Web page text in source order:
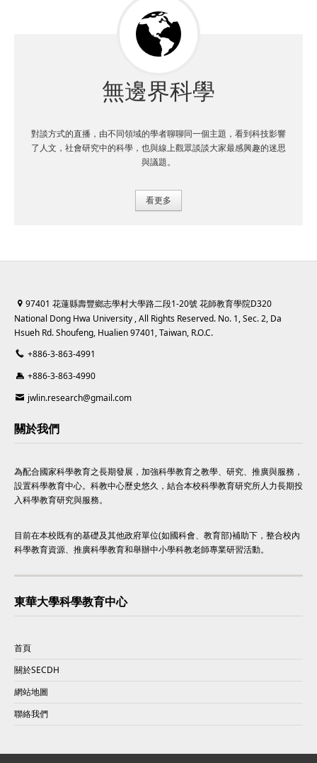
無邊界科學
對談方式的直播，由不同領域的學者聊聊同一個主題，看到科技影響
了人文，社會研究中的科學，也與線上觀眾談談大家最感興趣的迷思
與議題。
看更多
97401 花蓮縣壽豐鄉志學村大學路二段1-20號 花師教育學院D320
National Dong Hwa University , All Rights Reserved. No. 1, Sec. 2, Da
Hsueh Rd. Shoufeng, Hualien 97401, Taiwan, R.O.C.
+886-3-863-4991
+886-3-863-4990
jwlin.research@gmail.com
關於我們
為配合國家科學教育之長期發展，加強科學教育之教學、研究、推廣與服務，
設置科學教育中心。科教中心歷史悠久，結合本校科學教育研究所人力長期投
入科學教育研究與服務。
目前在本校既有的基礎及其他政府單位(如國科會、教育部)補助下，整合校內
科學教育資源、推廣科學教育和舉辦中小學科教老師專業研習活動。
東華大學科學教育中心
首頁
關於SECDH
網站地圖
聯絡我們